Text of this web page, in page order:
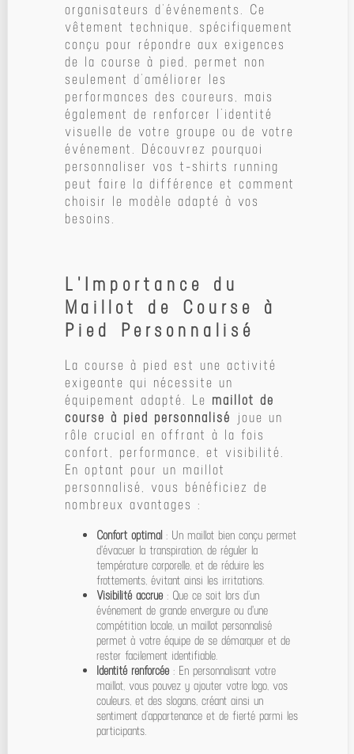
organisateurs d’événements. Ce
vêtement technique, spécifiquement
conçu pour répondre aux exigences
de la course à pied, permet non
seulement d’améliorer les
performances des coureurs, mais
également de renforcer l’identité
visuelle de votre groupe ou de votre
événement. Découvrez pourquoi
personnaliser vos t-shirts running
peut faire la différence et comment
choisir le modèle adapté à vos
besoins.
L'Importance du
Maillot de Course à
Pied Personnalisé
La course à pied est une activité
exigeante qui nécessite un
équipement adapté. Le maillot de
course à pied personnalisé joue un
rôle crucial en offrant à la fois
confort, performance, et visibilité.
En optant pour un maillot
personnalisé, vous bénéficiez de
nombreux avantages :
Confort optimal: Un maillot bien conçu permet
d'évacuer la transpiration, de réguler la
température corporelle, et de réduire les
frottements, évitant ainsi les irritations.
Visibilité accrue: Que ce soit lors d’un
événement de grande envergure ou d'une
compétition locale, un maillot personnalisé
permet à votre équipe de se démarquer et de
rester facilement identifiable.
Identité renforcée: En personnalisant votre
maillot, vous pouvez y ajouter votre logo, vos
couleurs, et des slogans, créant ainsi un
sentiment d’appartenance et de fierté parmi les
participants.